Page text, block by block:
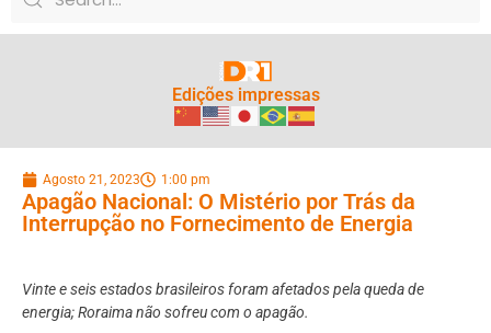
Edições impressas
Agosto 21, 2023 1:00 pm
Apagão Nacional: O Mistério por Trás da
Interrupção no Fornecimento de Energia
Vinte e seis estados brasileiros foram afetados pela queda de
energia; Roraima não sofreu com o apagão.